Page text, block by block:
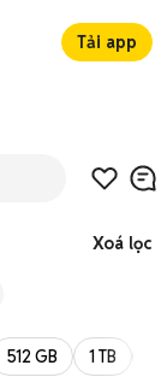
Tải app
Xoá lọc
512 GB 1 TB